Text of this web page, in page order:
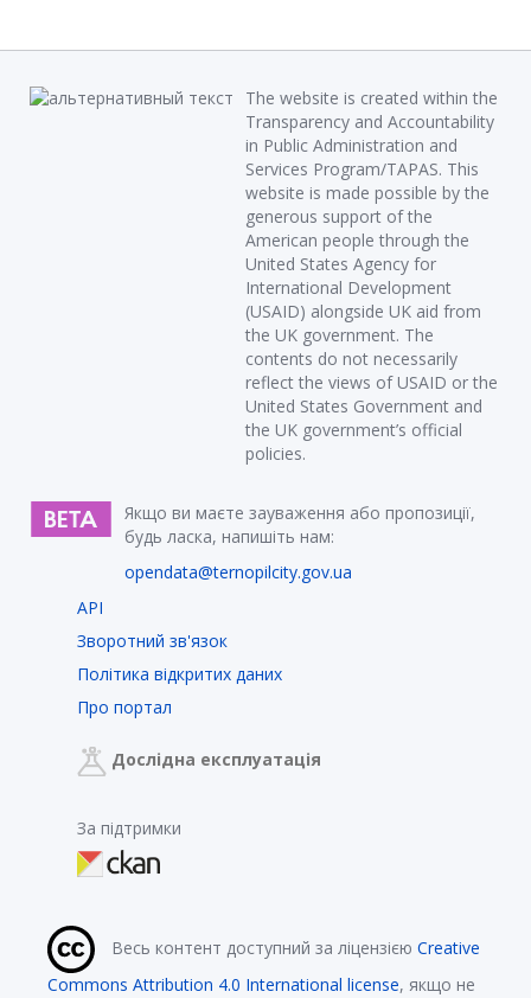
The website is created within the
Transparency and Accountability
in Public Administration and
Services Program/TAPAS. This
website is made possible by the
generous support of the
American people through the
United States Agency for
International Development
(USAID) alongside UK aid from
the UK government. The
contents do not necessarily
reflect the views of USAID or the
United States Government and
the UK government’s official
policies.
Якщо ви маєте зауваження або пропозиції,
будь ласка, напишіть нам:
opendata@ternopilcity.gov.ua
API
Зворотний зв'язок
Політика відкритих даних
Про портал
Дослідна експлуатація
За підтримки
Весь контент доступний за ліцензією Creative
Commons Attribution 4.0 International license, якщо не